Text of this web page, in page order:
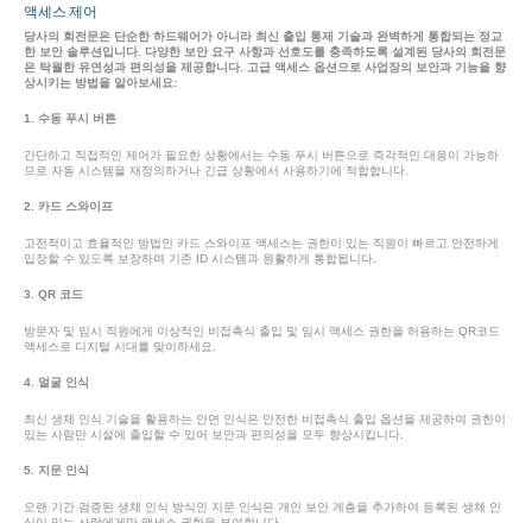
액세스 제어
당사의 회전문은 단순한 하드웨어가 아니라 최신 출입 통제 기술과 완벽하게 통합되는 정교
한 보안 솔루션입니다. 다양한 보안 요구 사항과 선호도를 충족하도록 설계된 당사의 회전문
은 탁월한 유연성과 편의성을 제공합니다. 고급 액세스 옵션으로 사업장의 보안과 기능을 향
상시키는 방법을 알아보세요:
1. 수동 푸시 버튼
간단하고 직접적인 제어가 필요한 상황에서는 수동 푸시 버튼으로 즉각적인 대응이 가능하
므로 자동 시스템을 재정의하거나 긴급 상황에서 사용하기에 적합합니다.
2. 카드 스와이프
고전적이고 효율적인 방법인 카드 스와이프 액세스는 권한이 있는 직원이 빠르고 안전하게
입장할 수 있도록 보장하며 기존 ID 시스템과 원활하게 통합됩니다.
3. QR 코드
방문자 및 임시 직원에게 이상적인 비접촉식 출입 및 임시 액세스 권한을 허용하는 QR코드
액세스로 디지털 시대를 맞이하세요.
4. 얼굴 인식
최신 생체 인식 기술을 활용하는 안면 인식은 안전한 비접촉식 출입 옵션을 제공하여 권한이
있는 사람만 시설에 출입할 수 있어 보안과 편의성을 모두 향상시킵니다.
5. 지문 인식
오랜 기간 검증된 생체 인식 방식인 지문 인식은 개인 보안 계층을 추가하여 등록된 생체 인